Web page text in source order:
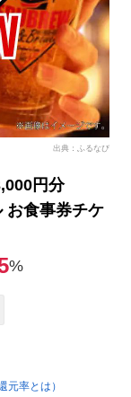
出典：ふるなび
円分
お食事券チケ
%
元率とは）